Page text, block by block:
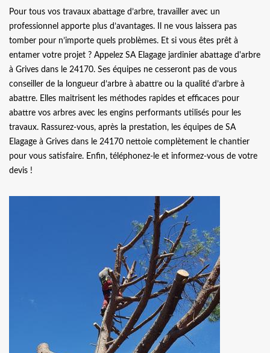
Pour tous vos travaux abattage d’arbre, travailler avec un
professionnel apporte plus d’avantages. Il ne vous laissera pas
tomber pour n’importe quels problèmes. Et si vous êtes prêt à
entamer votre projet ? Appelez SA Elagage jardinier abattage d'arbre
à Grives dans le 24170. Ses équipes ne cesseront pas de vous
conseiller de la longueur d’arbre à abattre ou la qualité d’arbre à
abattre. Elles maitrisent les méthodes rapides et efficaces pour
abattre vos arbres avec les engins performants utilisés pour les
travaux. Rassurez-vous, après la prestation, les équipes de SA
Elagage à Grives dans le 24170 nettoie complètement le chantier
pour vous satisfaire. Enfin, téléphonez-le et informez-vous de votre
devis !